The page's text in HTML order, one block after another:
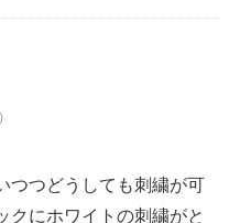
つつどうしても刺繍が可
クにホワイトの刺繍がと